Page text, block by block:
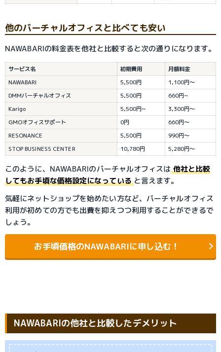
他のバーチャルオフィスと比べても安い
NAWABARIの料金表を他社と比較すると次の通りになります。
サービス名 初期費用
月額料金
NAWABARI
5,500円
1,100円〜
DMMバーチャルオフィス
5,500円
660円~
Karigo
5,500円~
3,300円〜
GMOオフィスサポート
0円
660円〜
RESONANCE
5,500円
990円〜
STOP BUSINESS CENTER
10,780円 5,280円〜
このように、NAWABARIのバーチャルオフィスは 他社と比較
してもお手頃な価格設定になっていると言えます。
気軽にネットショップを始めたい方など、バーチャルオフィス
利用が初めての方でも出費を抑えつつ利用することができるで
しょう。
お手頃価格のNAWABARIに申し込む！
NAWABARIの他社と比較したデメリット